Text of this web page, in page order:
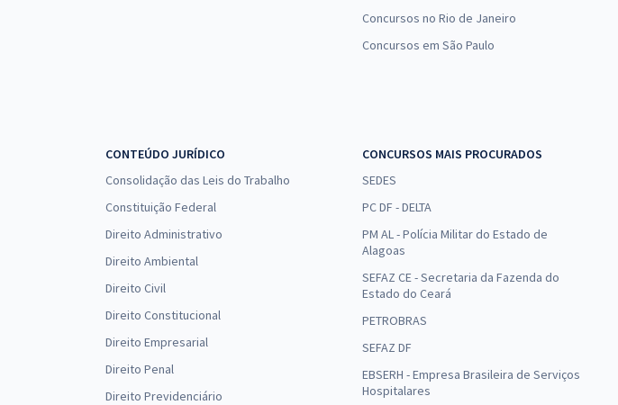
Concursos no Rio de Janeiro
Concursos em São Paulo
CONTEÚDO JURÍDICO
Consolidação das Leis do Trabalho
Constituição Federal
Direito Administrativo
Direito Ambiental
Direito Civil
Direito Constitucional
Direito Empresarial
Direito Penal
Direito Previdenciário
CONCURSOS MAIS PROCURADOS
SEDES
PC DF - DELTA
PM AL - Polícia Militar do Estado de
Alagoas
SEFAZ CE - Secretaria da Fazenda do
Estado do Ceará
PETROBRAS
SEFAZ DF
EBSERH - Empresa Brasileira de Serviços
Hospitalares